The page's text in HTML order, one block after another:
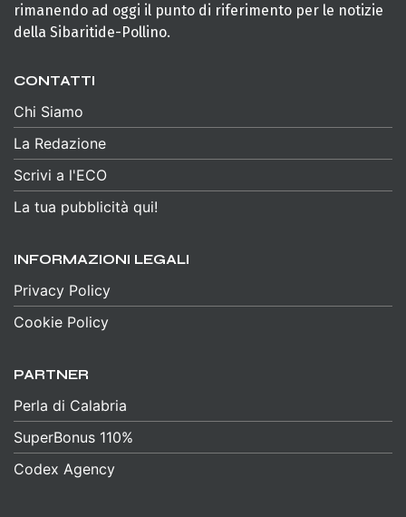
rimanendo ad oggi il punto di riferimento per le notizie
della Sibaritide-Pollino.
CONTATTI
Chi Siamo
La Redazione
Scrivi a l'ECO
La tua pubblicità qui!
INFORMAZIONI LEGALI
Privacy Policy
Cookie Policy
PARTNER
Perla di Calabria
SuperBonus 110%
Codex Agency